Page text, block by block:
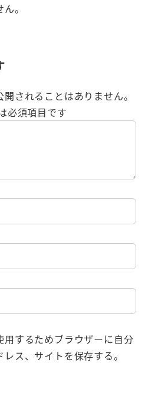
。
されることはありません。
必須項目です
用するためブラウザーに自分
ス、サイトを保存する。